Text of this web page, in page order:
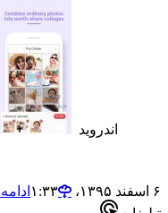
دانلود Pop Collage برای اندروید
ادامه مطلب